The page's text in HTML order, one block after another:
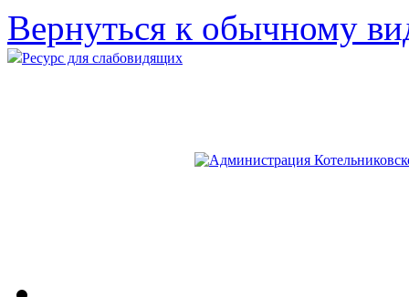
Вернуться к обычному
Ресурс для слабовидящих